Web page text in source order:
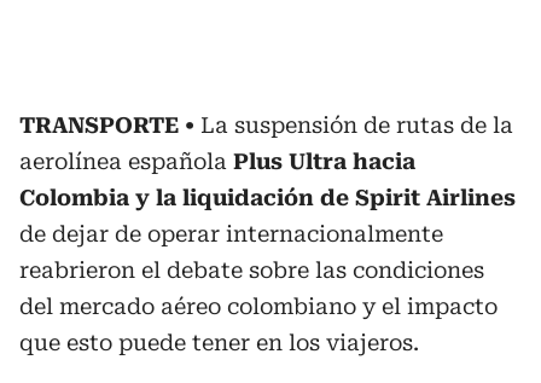
TRANSPORTE
La suspensión de rutas de la
aerolínea española Plus Ultra hacia
Colombia y la liquidación de Spirit Airlines
de dejar de operar internacionalmente
reabrieron el debate sobre las condiciones
del mercado aéreo colombiano y el impacto
que esto puede tener en los viajeros.